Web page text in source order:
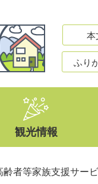
本
ふり
観光情報
齢者等家族支援サー